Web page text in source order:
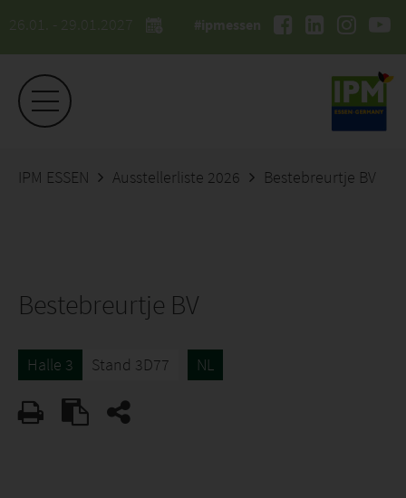
26.01. - 29.01.2027 #ipmessen
IPM ESSEN Ausstellerliste 2026 Bestebreurtje BV
Bestebreurtje BV
Halle 3 Stand 3D77 NL